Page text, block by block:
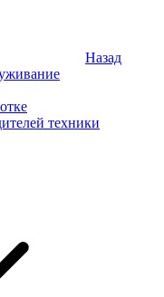
Назад
техники